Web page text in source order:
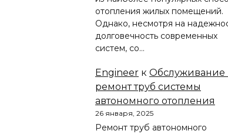
отопления жилых помещений.
Однако, несмотря на
долговечность современных
систем, со…
Engineer к Обслуживание
ремонт труб системы
автономного отопления
26 января, 2025
Ремонт труб автономного